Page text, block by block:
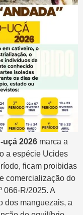
uçá 2026 marca a
a espécie Ucides
ficam proibidas
comercialização do
066-R/2025. A
dos manguezais, a